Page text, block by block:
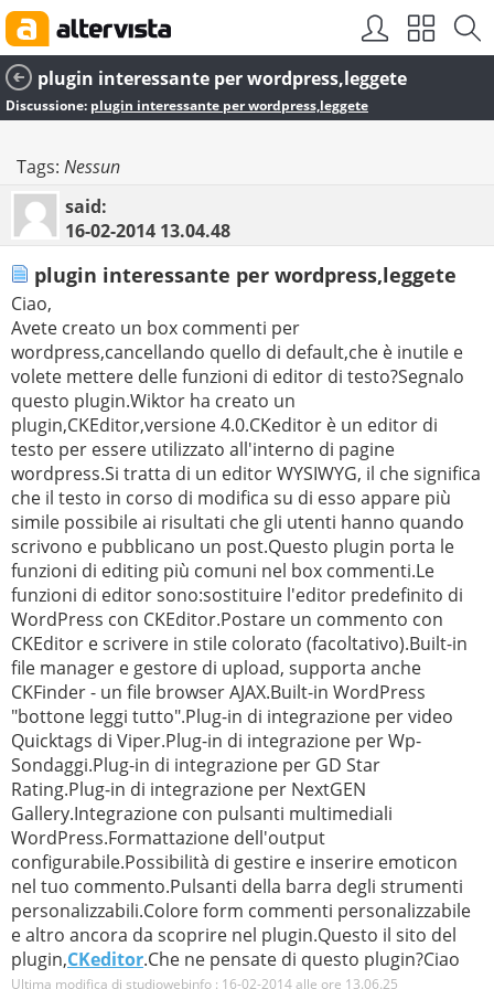
plugin interessante per wordpress,leggete
Discussione: plugin interessante per wordpress,leggete
Tags: Nessun
said:
16-02-2014 13.04.48
plugin interessante per wordpress,leggete
Ciao,
Avete creato un box commenti per
wordpress,cancellando quello di default,che è inutile e
volete mettere delle funzioni di editor di testo?Segnalo
questo plugin.Wiktor ha creato un
plugin,CKEditor,versione 4.0.CKeditor è un editor di
testo per essere utilizzato all'interno di pagine
wordpress.Si tratta di un editor WYSIWYG, il che significa
che il testo in corso di modifica su di esso appare più
simile possibile ai risultati che gli utenti hanno quando
scrivono e pubblicano un post.Questo plugin porta le
funzioni di editing più comuni nel box commenti.Le
funzioni di editor sono:sostituire l'editor predefinito di
WordPress con CKEditor.Postare un commento con
CKEditor e scrivere in stile colorato (facoltativo).Built-in
file manager e gestore di upload, supporta anche
CKFinder - un file browser AJAX.Built-in WordPress
"bottone leggi tutto".Plug-in di integrazione per video
Quicktags di Viper.Plug-in di integrazione per Wp-
Sondaggi.Plug-in di integrazione per GD Star
Rating.Plug-in di integrazione per NextGEN
Gallery.Integrazione con pulsanti multimediali
WordPress.Formattazione dell'output
configurabile.Possibilità di gestire e inserire emoticon
nel tuo commento.Pulsanti della barra degli strumenti
personalizzabili.Colore form commenti personalizzabile
e altro ancora da scoprire nel plugin.Questo il sito del
plugin,CKeditor.Che ne pensate di questo plugin?Ciao
Ultima modifica di studiowebinfo : 16-02-2014 alle ore 13.06.25